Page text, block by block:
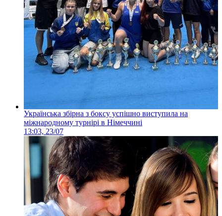
Українська збірна з боксу успішно виступила на
міжнародному турнірі в Німеччині
13:03, 23/07